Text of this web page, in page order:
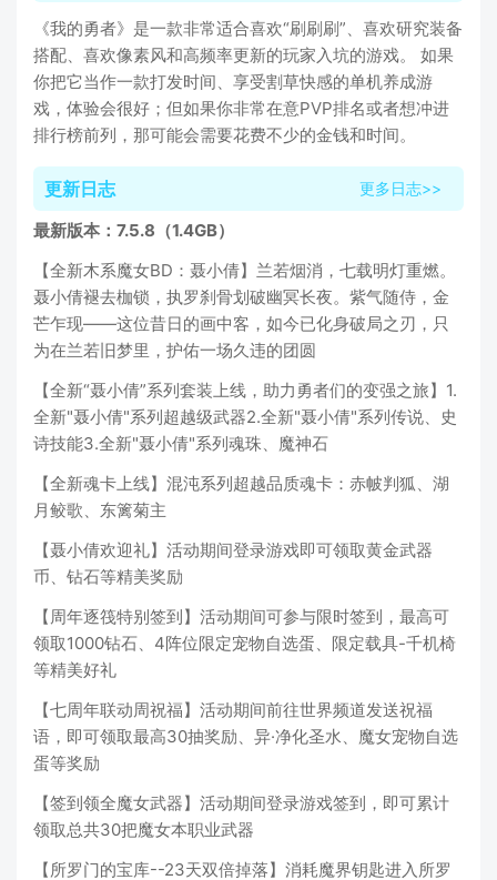
《我的勇者》是一款非常适合喜欢“刷刷刷”、喜欢研究装备
搭配、喜欢像素风和高频率更新的玩家入坑的游戏。 如果
你把它当作一款打发时间、享受割草快感的单机养成游
戏，体验会很好；但如果你非常在意PVP排名或者想冲进
排行榜前列，那可能会需要花费不少的金钱和时间。
更新日志 更多日志>>
最新版本：7.5.8（1.4GB）
【全新木系魔女BD：聂小倩】兰若烟消，七载明灯重燃。
聂小倩褪去枷锁，执罗刹骨划破幽冥长夜。紫气随侍，金
芒乍现——这位昔日的画中客，如今已化身破局之刃，只
为在兰若旧梦里，护佑一场久违的团圆
【全新“聂小倩”系列套装上线，助力勇者们的变强之旅】1.
全新"聂小倩"系列超越级武器2.全新"聂小倩"系列传说、史
诗技能3.全新"聂小倩"系列魂珠、魔神石
【全新魂卡上线】混沌系列超越品质魂卡：赤帔判狐、湖
月鲛歌、东篱菊主
【聂小倩欢迎礼】活动期间登录游戏即可领取黄金武器
币、钻石等精美奖励
【周年逐筏特别签到】活动期间可参与限时签到，最高可
领取1000钻石、4阵位限定宠物自选蛋、限定载具-千机椅
等精美好礼
【七周年联动周祝福】活动期间前往世界频道发送祝福
语，即可领取最高30抽奖励、异·净化圣水、魔女宠物自选
蛋等奖励
【签到领全魔女武器】活动期间登录游戏签到，即可累计
领取总共30把魔女本职业武器
【所罗门的宝库--23天双倍掉落】消耗魔界钥匙进入所罗